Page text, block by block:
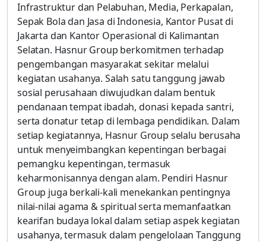
Infrastruktur dan Pelabuhan, Media, Perkapalan,
Sepak Bola dan Jasa di Indonesia, Kantor Pusat di
Jakarta dan Kantor Operasional di Kalimantan
Selatan. Hasnur Group berkomitmen terhadap
pengembangan masyarakat sekitar melalui
kegiatan usahanya. Salah satu tanggung jawab
sosial perusahaan diwujudkan dalam bentuk
pendanaan tempat ibadah, donasi kepada santri,
serta donatur tetap di lembaga pendidikan. Dalam
setiap kegiatannya, Hasnur Group selalu berusaha
untuk menyeimbangkan kepentingan berbagai
pemangku kepentingan, termasuk
keharmonisannya dengan alam. Pendiri Hasnur
Group juga berkali-kali menekankan pentingnya
nilai-nilai agama & spiritual serta memanfaatkan
kearifan budaya lokal dalam setiap aspek kegiatan
usahanya, termasuk dalam pengelolaan Tanggung